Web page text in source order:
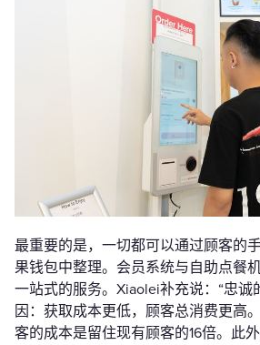
最重要的是，一切都可以通过顾客的
果钱包中整理。会员系统与自助点餐
一站式的服务。Xiaolei补充说：“忠诚
因：获取成本更低，顾客总消费更高
客的成本是留住现有顾客的16倍。此